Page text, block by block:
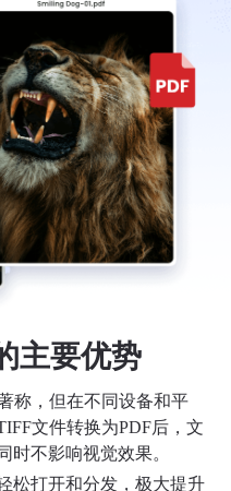
主要优势
称，但在不同设备和平
文件转换为PDF后，文
时不影响视觉效果。
松打开和分发，极大提升